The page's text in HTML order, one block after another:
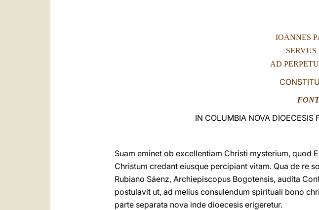
IOANNES
AD
IN COLUMBIA NOVA DIOECESIS
Suam eminet ob excellentiam Christi mysterium, quod
Christum credant eiusque percipiant vitam. Qua de re
Rubiano Sáenz, Archiepiscopus Bogotensis, audita
postulavit ut, ad melius consulendum spirituali bono
parte separata nova inde dioecesis erigeretur.